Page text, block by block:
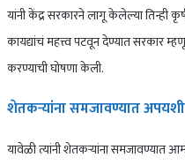
यांनी केंद्र सरकारने लागू केलेल्या तिन्ही
कायद्यांचं महत्त्व पटवून देण्यात सरकार
करण्याची घोषणा केली.
शेतकऱ्यांना समजावण्यात
यावेळी त्यांनी शेतकऱ्यांना समजावण्यात